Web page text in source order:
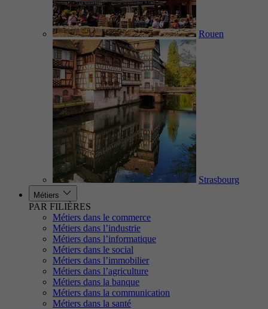
Rouen
Strasbourg
Métiers
PAR FILIÈRES
Métiers dans le commerce
Métiers dans l’industrie
Métiers dans l’informatique
Métiers dans le social
Métiers dans l’immobilier
Métiers dans l’agriculture
Métiers dans la banque
Métiers dans la communication
Métiers dans la santé